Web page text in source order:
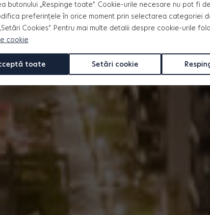
butonului „Respinge toate”. Cookie-urile necesare nu pot fi
preferințele în orice moment prin selectarea categoriei
Cookies”. Pentru mai multe detalii despre cookie-urile
cookie
Setări cookie
toate
și pasiune, punând bazele